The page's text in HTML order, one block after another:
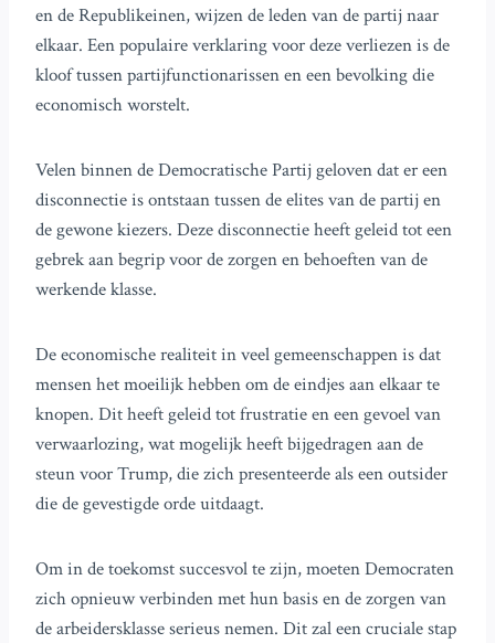
en de Republikeinen, wijzen de leden van de partij naar
elkaar. Een populaire verklaring voor deze verliezen is de
kloof tussen partijfunctionarissen en een bevolking die
economisch worstelt.
Velen binnen de Democratische Partij geloven dat er een
disconnectie is ontstaan tussen de elites van de partij en
de gewone kiezers. Deze disconnectie heeft geleid tot een
gebrek aan begrip voor de zorgen en behoeften van de
werkende klasse.
De economische realiteit in veel gemeenschappen is dat
mensen het moeilijk hebben om de eindjes aan elkaar te
knopen. Dit heeft geleid tot frustratie en een gevoel van
verwaarlozing, wat mogelijk heeft bijgedragen aan de
steun voor Trump, die zich presenteerde als een outsider
die de gevestigde orde uitdaagt.
Om in de toekomst succesvol te zijn, moeten Democraten
zich opnieuw verbinden met hun basis en de zorgen van
de arbeidersklasse serieus nemen. Dit zal een cruciale stap